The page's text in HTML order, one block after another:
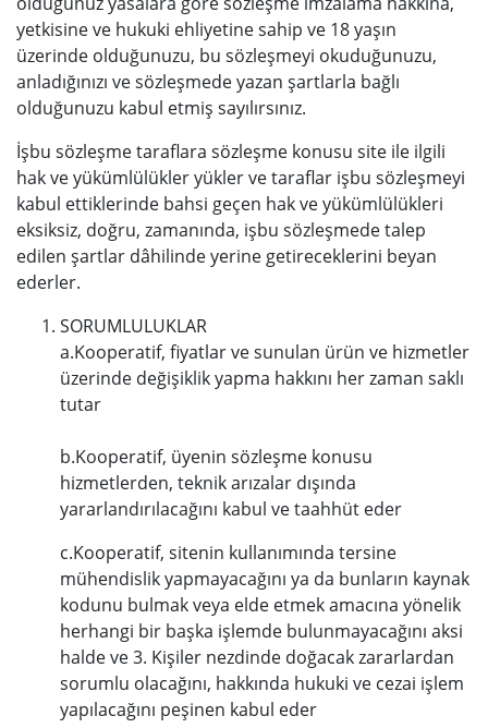
yetkisine ve hukuki ehliyetine sahip ve 18 yaşın
üzerinde olduğunuzu, bu sözleşmeyi okuduğunuzu,
anladığınızı ve sözleşmede yazan şartlarla bağlı
olduğunuzu kabul etmiş sayılırsınız.
İşbu sözleşme taraflara sözleşme konusu site ile ilgili
hak ve yükümlülükler yükler ve taraflar işbu sözleşmeyi
kabul ettiklerinde bahsi geçen hak ve yükümlülükleri
eksiksiz, doğru, zamanında, işbu sözleşmede talep
edilen şartlar dâhilinde yerine getireceklerini beyan
ederler.
SORUMLULUKLAR
a.Kooperatif, fiyatlar ve sunulan ürün ve hizmetler
üzerinde değişiklik yapma hakkını her zaman saklı
tutar
b.Kooperatif, üyenin sözleşme konusu
hizmetlerden, teknik arızalar dışında
yararlandırılacağını kabul ve taahhüt eder
c.Kooperatif, sitenin kullanımında tersine
mühendislik yapmayacağını ya da bunların kaynak
kodunu bulmak veya elde etmek amacına yönelik
herhangi bir başka işlemde bulunmayacağını aksi
halde ve 3. Kişiler nezdinde doğacak zararlardan
sorumlu olacağını, hakkında hukuki ve cezai işlem
yapılacağını peşinen kabul eder